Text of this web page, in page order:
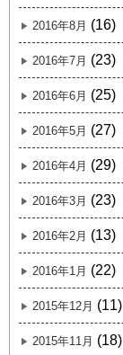
2016年8月 (16)
2016年7月 (23)
2016年6月 (25)
2016年5月 (27)
2016年4月 (29)
2016年3月 (23)
2016年2月 (13)
2016年1月 (22)
2015年12月 (11)
2015年11月 (18)